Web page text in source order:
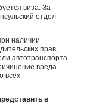
виза. За
отдел
наличии
прав,
автотранспорта
вреда.
всех
в